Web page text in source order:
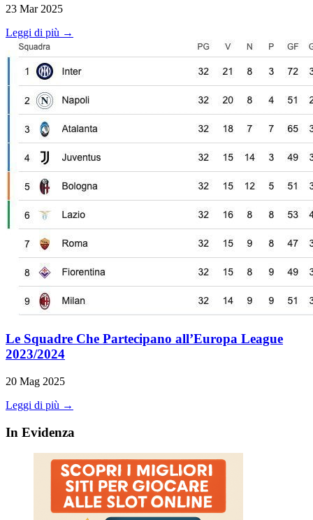
23 Mar 2025
Leggi di più →
Le Squadre Che Partecipano all’Europa League
2023/2024
20 Mag 2025
Leggi di più →
In Evidenza